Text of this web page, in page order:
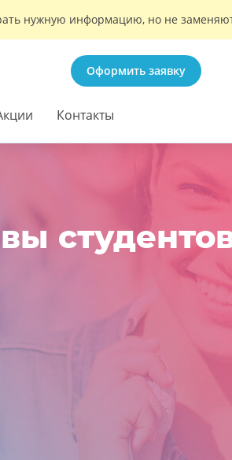
нужную информацию, но не
Оформить заявку
Контакты